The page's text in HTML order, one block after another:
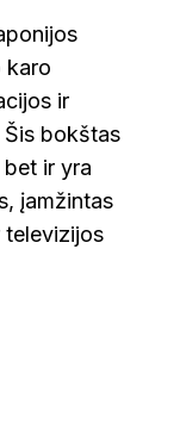
karo
ir
bokštas
ir yra
įamžintas
televizijos